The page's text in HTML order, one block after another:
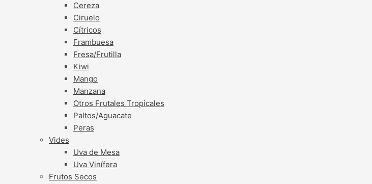
Cereza
Ciruelo
Cítricos
Frambuesa
Fresa/Frutilla
Kiwi
Mango
Manzana
Otros Frutales Tropicales
Paltos/Aguacate
Peras
Vides
Uva de Mesa
Uva Vinífera
Frutos Secos